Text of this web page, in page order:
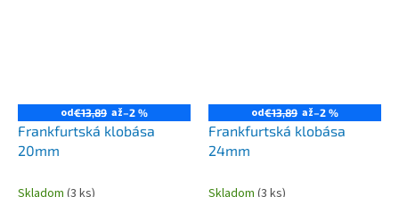
od€13,89 až–2 %
Frankfurtská klobása
20mm
Skladom (3 ks)
od€13,89 až–2 %
Frankfurtská klobása
24mm
Skladom (3 ks)